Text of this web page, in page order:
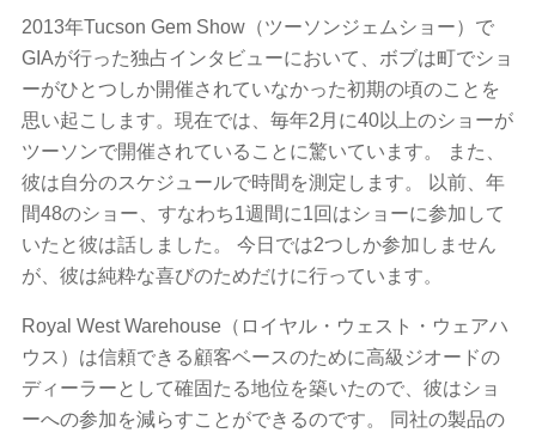
2013年Tucson Gem Show（ツーソンジェムショー）で
GIAが行った独占インタビューにおいて、ボブは町でショ
ーがひとつしか開催されていなかった初期の頃のことを
思い起こします。現在では、毎年2月に40以上のショーが
ツーソンで開催されていることに驚いています。 また、
彼は自分のスケジュールで時間を測定します。 以前、年
間48のショー、すなわち1週間に1回はショーに参加して
いたと彼は話しました。 今日では2つしか参加しません
が、彼は純粋な喜びのためだけに行っています。
Royal West Warehouse（ロイヤル・ウェスト・ウェアハ
ウス）は信頼できる顧客ベースのために高級ジオードの
ディーラーとして確固たる地位を築いたので、彼はショ
ーへの参加を減らすことができるのです。 同社の製品の